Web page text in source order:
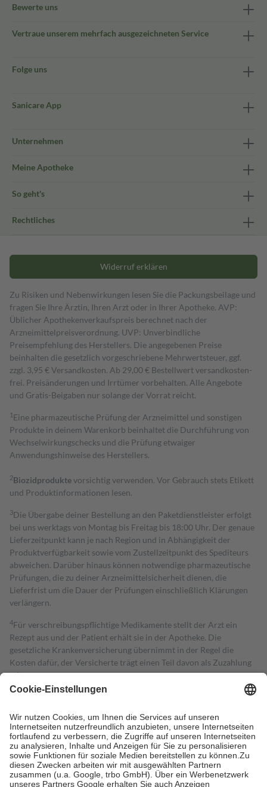
Bewerte uns
Vertraue unserem mehrfach ausgezeichneten Service
Folge uns
Sanicare App
Unternehmen
Meine Apotheke
So geht's
Rechtliches
Widerruf erklären
Zu Risiken und Nebenwirkungen lesen Sie die Packungsbeilage und
fragen Sie Ihre Ärztin, Ihren Arzt oder in Ihrer Apotheke. AVP:
Üblicher Apothekenverkaufspreis berechnet nach der
Arzneimittelpreisverordnung. UVP: Unverbindliche
Preisempfehlung des Herstellers. Die angegebenen Preise
beinhalten die gesetzlich vorgeschriebene Mehrwertsteuer, ggf.
zzgl. 3,95 € Versandkosten. Ab 29,00 € Bestell­wert versand­kosten­
frei. Preisänderungen und Irrtümer vorbehalten. Alle Angebote
und Gratis-Beigaben nur solange der Vorrat reicht.
1 Eine pharmazeutische Prüfung der Arzneimittel und sonstigen
Produkte in deinem Warenkorb beinhaltet die Durchführung von
Wechselwirkungschecks und die Prüfung etwaiger
Anwendungshinweise des Herstellers.
2Biozidproduktevorsichtig verwenden. Vor Gebrauch stets Etikett
und Produktinformationen lesen.
3Die Übergabe deiner Bestellung an den Paketdienstleister erfolgt
bei uns werktags von Montag bis Freitag bis 18:00 Uhr. Der genaue
Lieferzeitpunkt kann je nach Region und in Abhängigkeit der
Produktverfügbarkeit sowie vom Zustellzeitpunkt des Spediteurs
abweichen. Darüber hinaus können notwendige pharmazeutische
Prüfungen, die zu deiner Arzneimittelsicherheit dienen, die
Lieferfrist um die Dauer der Prüfungen einschließlich Klärungen
verlängern.
4Für verschreibungspflichtige Medikamente stellt der Arzt ein
Rezept aus und der Patient erhält sie in der Apotheke. Die
gesetzliche Krankenversicherung übernimmt in der Regel die
Kosten dafür, der Versicherte trägt einen Teil davon als Zuzahlung
mit.
Grundsätzlich leisten Mitglieder Zuzahlungen in Höhe von zehn
höchstens zehn Euro.
Es sind jedoch nie mehr als die tatsächlichen
Kosten der Leistung zu entrichten.
Diese Regeln gelten grundsätzlich auch für Online-Apotheken.
Bei Heilmitteln und häuslicher Krankenpflege beträgt die
Zuzahlung zehn Prozent der Kosten sowie zehn Euro je
Verordnung.